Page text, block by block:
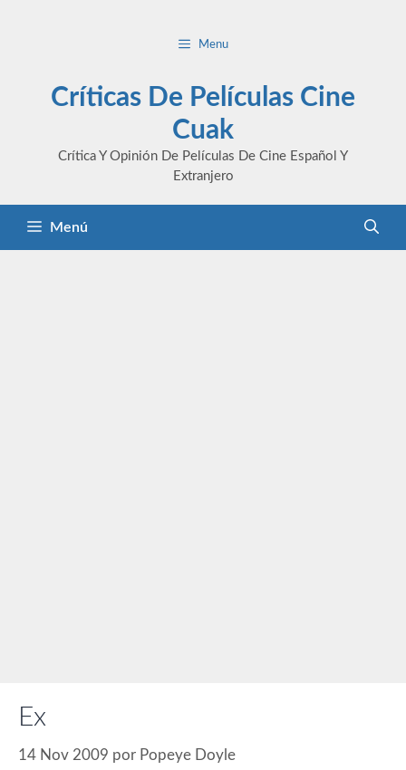
Menu
Críticas De Películas Cine
Cuak
Crítica Y Opinión De Películas De Cine Español Y
Extranjero
Menú
Ex
14 Nov 2009 por Popeye Doyle